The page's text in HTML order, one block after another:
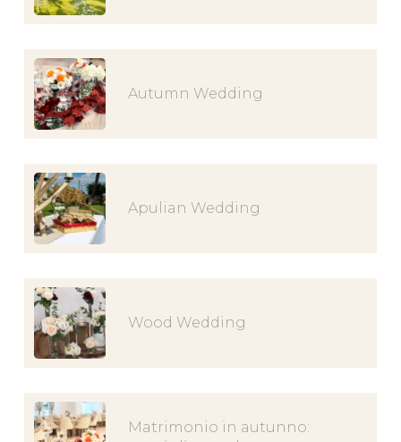
Autumn Wedding
Apulian Wedding
Wood Wedding
Matrimonio in autunno: